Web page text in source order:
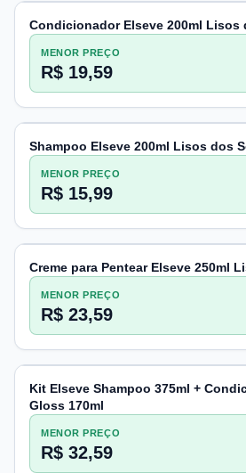
Condicionador Elseve 200ml Lisos
MENOR PREÇO
R$ 19,59
Shampoo Elseve 200ml Lisos dos
MENOR PREÇO
R$ 15,99
Creme para Pentear Elseve 250ml
MENOR PREÇO
R$ 23,59
Kit Elseve Shampoo 375ml +
Gloss 170ml
MENOR PREÇO
R$ 32,59